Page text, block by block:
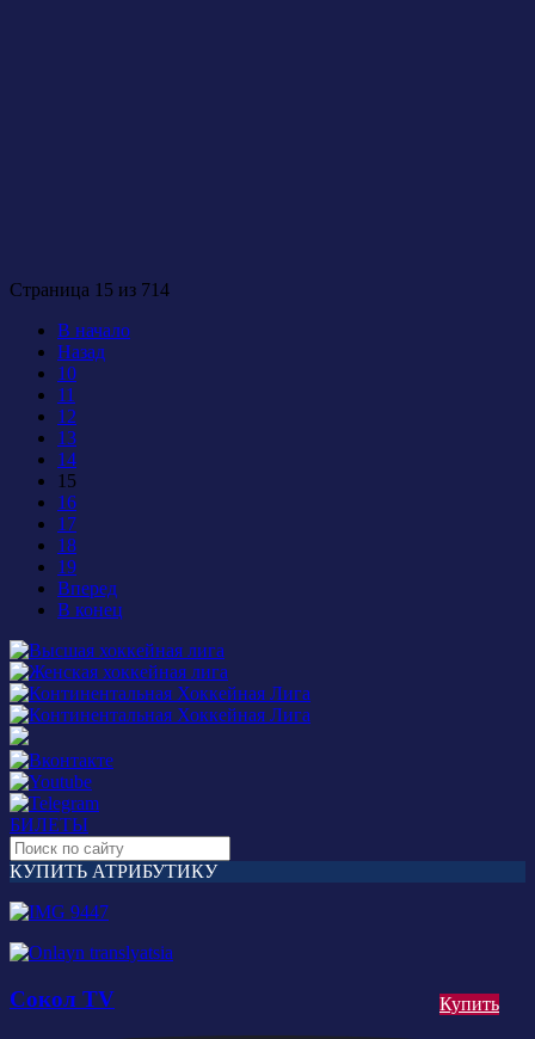
Страница 15 из 714
В начало
Назад
10
11
12
13
14
15
16
17
18
19
Вперед
В конец
БИЛЕТЫ
КУПИТЬ АТРИБУТИКУ
Купить
Сокол TV